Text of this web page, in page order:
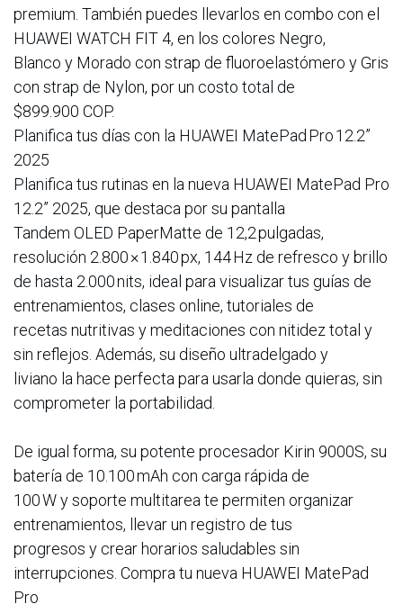
premium. También puedes llevarlos en combo con el
HUAWEI WATCH FIT 4, en los colores Negro,
Blanco y Morado con strap de fluoroelastómero y Gris
con strap de Nylon, por un costo total de
$899.900 COP.
Planifica tus días con la HUAWEI MatePad Pro 12.2”
2025
Planifica tus rutinas en la nueva HUAWEI MatePad Pro
12.2” 2025, que destaca por su pantalla
Tandem OLED PaperMatte de 12,2 pulgadas,
resolución 2.800 × 1.840 px, 144 Hz de refresco y brillo
de hasta 2.000 nits, ideal para visualizar tus guías de
entrenamientos, clases online, tutoriales de
recetas nutritivas y meditaciones con nitidez total y
sin reflejos. Además, su diseño ultradelgado y
liviano la hace perfecta para usarla donde quieras, sin
comprometer la portabilidad.
De igual forma, su potente procesador Kirin 9000S, su
batería de 10.100 mAh con carga rápida de
100 W y soporte multitarea te permiten organizar
entrenamientos, llevar un registro de tus
progresos y crear horarios saludables sin
interrupciones. Compra tu nueva HUAWEI MatePad
Pro